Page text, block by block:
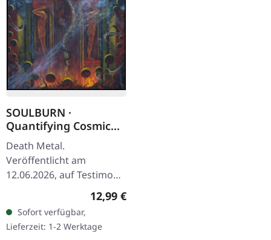
SOULBURN ·
Quantifying Cosmic
Doom | CD
Death Metal.
Veröffentlicht am
12.06.2026, auf Testimony
Records. CD im Jewelcase
mit 12-seitigem Booklet.
Soulburn haben mit
„Quantifying Cosmic…
Regulärer Preis:
12,99 €
Sofort verfügbar,
Lieferzeit: 1-2 Werktage